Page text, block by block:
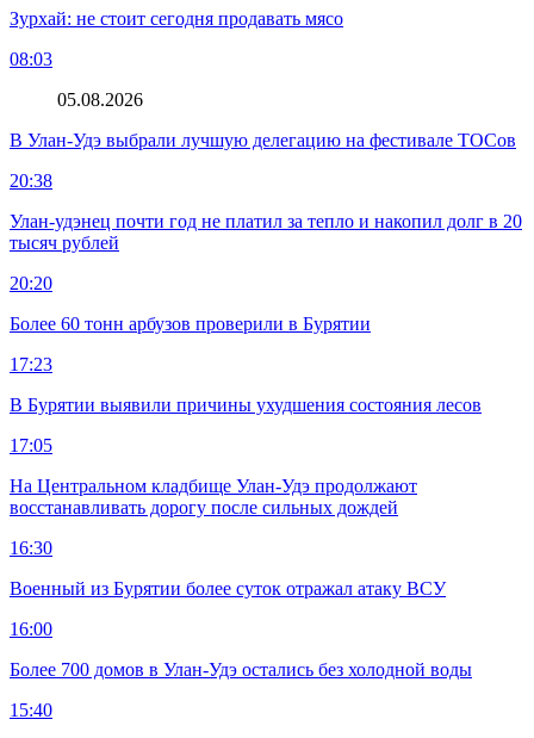
Зурхай: не стоит сегодня продавать мясо
08:03
05.08.2026
В Улан-Удэ выбрали лучшую делегацию на фестивале ТОСов
20:38
Улан-удэнец почти год не платил за тепло и накопил долг в 20
тысяч рублей
20:20
Более 60 тонн арбузов проверили в Бурятии
17:23
В Бурятии выявили причины ухудшения состояния лесов
17:05
На Центральном кладбище Улан-Удэ продолжают
восстанавливать дорогу после сильных дождей
16:30
Военный из Бурятии более суток отражал атаку ВСУ
16:00
Более 700 домов в Улан-Удэ остались без холодной воды
15:40